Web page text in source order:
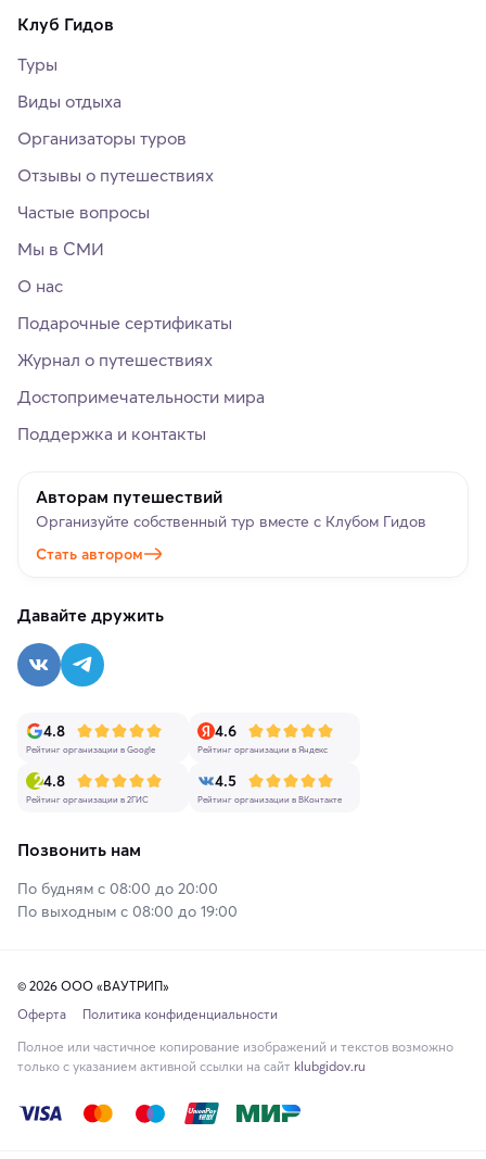
Клуб Гидов
Туры
Виды отдыха
Организаторы туров
Отзывы о путешествиях
Частые вопросы
Мы в СМИ
О нас
Подарочные сертификаты
Журнал о путешествиях
Достопримечательности мира
Поддержка и контакты
Авторам путешествий
Организуйте собственный тур вместе с Клубом Гидов
Стать автором
Давайте дружить
4.8
Рейтинг организации в Google
4.6
Рейтинг организации в Яндекс
4.8
Рейтинг организации в 2ГИС
4.5
Рейтинг организации в ВКонтакте
Позвонить нам
По будням с 08:00 до 20:00
По выходным с 08:00 до 19:00
© 2026 ООО «ВАУТРИП»
Оферта
Политика конфиденциальности
Полное или частичное копирование изображений и текстов возможно
только с указанием активной ссылки на сайт klubgidov.ru